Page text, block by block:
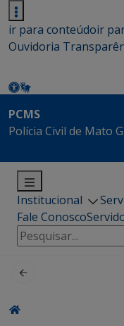
ir para conteúdoir
Ouvidoria
PCMS
Polícia Civil de Mato
Institucional
Fale Conosco
Pesquisar
por: